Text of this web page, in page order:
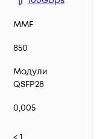
MMF
850
Модули
QSFP28
0,005